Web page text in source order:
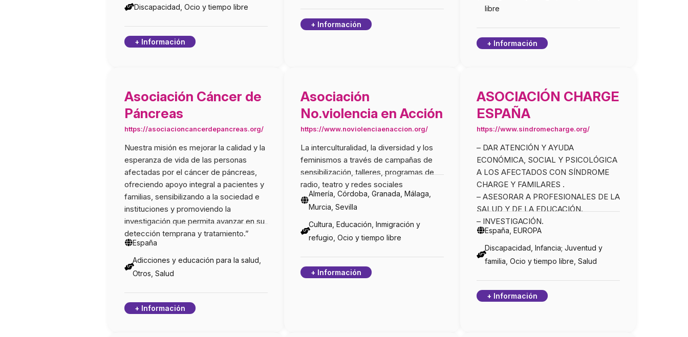
Discapacidad, Ocio y tiempo libre
+ Información
+ Información
libre
+ Información
Asociación Cáncer de
Páncreas
https://asociacioncancerdepancreas.org/
Nuestra misión es mejorar la calidad y la
esperanza de vida de las personas
afectadas por el cáncer de páncreas,
ofreciendo apoyo integral a pacientes y
familias, sensibilizando a la sociedad e
instituciones y promoviendo la
investigación que permita avanzar en su
detección temprana y tratamiento.”
España
Adicciones y educación para la salud,
Otros, Salud
+ Información
Asociación
No.violencia en Acción
https://www.noviolenciaenaccion.org/
La interculturalidad, la diversidad y los
feminismos a través de campañas de
sensibilización, talleres, programas de
radio, teatro y redes sociales
Almería, Córdoba, Granada, Málaga,
Murcia, Sevilla
Cultura, Educación, Inmigración y
refugio, Ocio y tiempo libre
+ Información
ASOCIACIÓN CHARGE
ESPAÑA
https://www.sindromecharge.org/
– DAR ATENCIÓN Y AYUDA
ECONÓMICA, SOCIAL Y PSICOLÓGICA
A LOS AFECTADOS CON SÍNDROME
CHARGE Y FAMILARES .
– ASESORAR A PROFESIONALES DE LA
SALUD Y DE LA EDUCACIÓN.
– INVESTIGACIÓN.
España, EUROPA
Discapacidad, Infancia; Juventud y
familia, Ocio y tiempo libre, Salud
+ Información